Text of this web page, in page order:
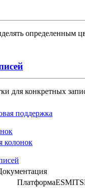
определенным
для конкретных
поддержка
колонок
ПлатформаESM